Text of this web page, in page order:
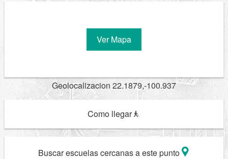
Ver Mapa
Geolocalizacion 22.1879,-100.937
Como llegar
Buscar escuelas cercanas a este punto